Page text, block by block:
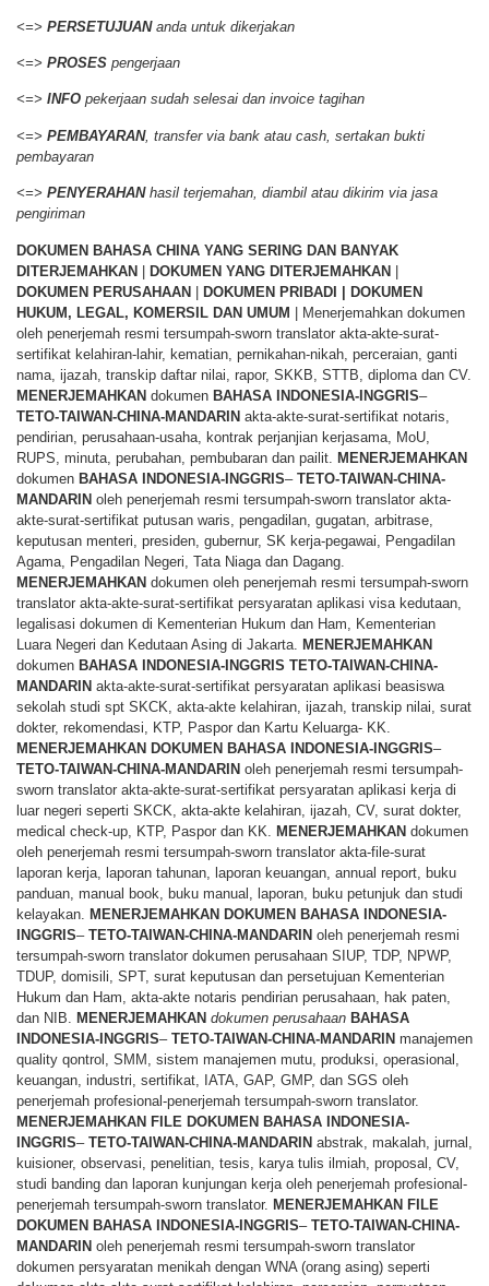
<=> PERSETUJUANanda untuk dikerjakan
<=> PROSES pengerjaan
<=> INFO pekerjaan sudah selesai dan invoice tagihan
<=> PEMBAYARAN, transfer via bank atau cash, sertakan bukti
pembayaran
<=> PENYERAHANhasil terjemahan, diambil atau dikirim via jasa
pengiriman
DOKUMEN BAHASA CHINA YANG SERING DAN BANYAK
DITERJEMAHKAN | DOKUMEN YANG DITERJEMAHKAN |
DOKUMEN PERUSAHAAN | DOKUMEN PRIBADI | DOKUMEN
HUKUM, LEGAL, KOMERSIL DAN UMUM | Menerjemahkan dokumen
oleh penerjemah resmi tersumpah-sworn translator akta-akte-surat-
sertifikat kelahiran-lahir, kematian, pernikahan-nikah, perceraian, ganti
nama, ijazah, transkip daftar nilai, rapor, SKKB, STTB, diploma dan CV.
MENERJEMAHKAN dokumen BAHASA INDONESIA-INGGRIS–
TETO-TAIWAN-CHINA-MANDARIN akta-akte-surat-sertifikat notaris,
pendirian, perusahaan-usaha, kontrak perjanjian kerjasama, MoU,
RUPS, minuta, perubahan, pembubaran dan pailit. MENERJEMAHKAN
dokumen BAHASA INDONESIA-INGGRIS–TETO-TAIWAN-CHINA-
MANDARIN oleh penerjemah resmi tersumpah-sworn translator akta-
akte-surat-sertifikat putusan waris, pengadilan, gugatan, arbitrase,
keputusan menteri, presiden, gubernur, SK kerja-pegawai, Pengadilan
Agama, Pengadilan Negeri, Tata Niaga dan Dagang.
MENERJEMAHKAN dokumen oleh penerjemah resmi tersumpah-sworn
translator akta-akte-surat-sertifikat persyaratan aplikasi visa kedutaan,
legalisasi dokumen di Kementerian Hukum dan Ham, Kementerian
Luara Negeri dan Kedutaan Asing di Jakarta. MENERJEMAHKAN
dokumen BAHASA INDONESIA-INGGRIS TETO-TAIWAN-CHINA-
MANDARIN akta-akte-surat-sertifikat persyaratan aplikasi beasiswa
sekolah studi spt SKCK, akta-akte kelahiran, ijazah, transkip nilai, surat
dokter, rekomendasi, KTP, Paspor dan Kartu Keluarga- KK.
MENERJEMAHKAN DOKUMEN BAHASA INDONESIA-INGGRIS–
TETO-TAIWAN-CHINA-MANDARIN oleh penerjemah resmi tersumpah-
sworn translator akta-akte-surat-sertifikat persyaratan aplikasi kerja di
luar negeri seperti SKCK, akta-akte kelahiran, ijazah, CV, surat dokter,
medical check-up, KTP, Paspor dan KK. MENERJEMAHKAN dokumen
oleh penerjemah resmi tersumpah-sworn translator akta-file-surat
laporan kerja, laporan tahunan, laporan keuangan, annual report, buku
panduan, manual book, buku manual, laporan, buku petunjuk dan studi
kelayakan. MENERJEMAHKAN DOKUMEN BAHASA INDONESIA-
INGGRIS–TETO-TAIWAN-CHINA-MANDARIN oleh penerjemah resmi
tersumpah-sworn translator dokumen perusahaan SIUP, TDP, NPWP,
TDUP, domisili, SPT, surat keputusan dan persetujuan Kementerian
Hukum dan Ham, akta-akte notaris pendirian perusahaan, hak paten,
dan NIB. MENERJEMAHKAN dokumen perusahaan BAHASA
INDONESIA-INGGRIS–TETO-TAIWAN-CHINA-MANDARIN manajemen
quality qontrol, SMM, sistem manajemen mutu, produksi, operasional,
keuangan, industri, sertifikat, IATA, GAP, GMP, dan SGS oleh
penerjemah profesional-penerjemah tersumpah-sworn translator.
MENERJEMAHKAN FILE DOKUMEN BAHASA INDONESIA-
INGGRIS–TETO-TAIWAN-CHINA-MANDARIN abstrak, makalah, jurnal,
kuisioner, observasi, penelitian, tesis, karya tulis ilmiah, proposal, CV,
studi banding dan laporan kunjungan kerja oleh penerjemah profesional-
penerjemah tersumpah-sworn translator. MENERJEMAHKAN FILE
DOKUMEN BAHASA INDONESIA-INGGRIS–TETO-TAIWAN-CHINA-
MANDARIN oleh penerjemah resmi tersumpah-sworn translator
dokumen persyaratan menikah dengan WNA (orang asing) seperti